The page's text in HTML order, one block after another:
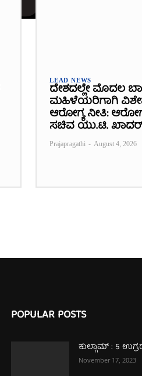
LEAD NEWS
ದೇಶದಲ್ಲೇ ಮೊದಲ
ಮಹಿಳೆಯರಿಗಾಗಿ
ಆರೋಗ್ಯ ನೀತಿ:
ಸಚಿವ ಯು.ಟಿ.
Prajapragathi - August 4, 2026
POPULAR POSTS
ಕುಲ್ಗಾಮ್‌ : 5
November 17, 2023